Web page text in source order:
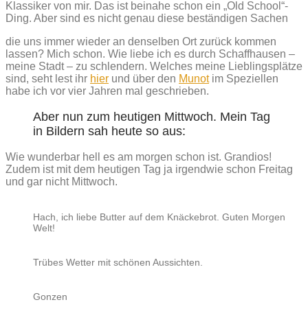
Klassiker von mir. Das ist beinahe schon ein „Old School“-
Ding. Aber sind es nicht genau diese beständigen Sachen
die uns immer wieder an denselben Ort zurück kommen
lassen? Mich schon. Wie liebe ich es durch Schaffhausen –
meine Stadt – zu schlendern. Welches meine Lieblingsplätze
sind, seht lest ihr hier und über den Munotim Speziellen
habe ich vor vier Jahren mal geschrieben.
Aber nun zum heutigen Mittwoch. Mein Tag
in Bildern sah heute so aus:
Wie wunderbar hell es am morgen schon ist. Grandios!
Zudem ist mit dem heutigen Tag ja irgendwie schon Freitag
und gar nicht Mittwoch.
Hach, ich liebe Butter auf dem Knäckebrot. Guten Morgen
Welt!
Trübes Wetter mit schönen Aussichten.
Gonzen